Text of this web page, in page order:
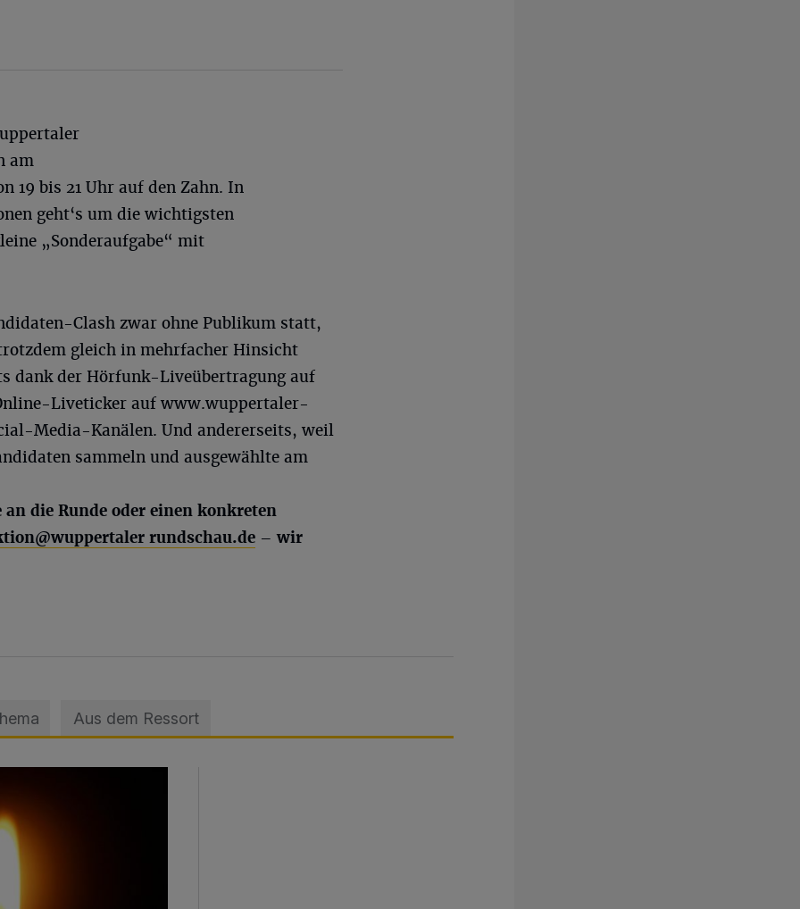
am
19 bis 21 Uhr auf den Zahn. In
geht‘s um die wichtigsten
„Sonderaufgabe“ mit
Clash zwar ohne Publikum statt,
gleich in mehrfacher Hinsicht
dank der Hörfunk-Liveübertragung auf
Liveticker auf www.wuppertaler-
Media-Kanälen. Und andererseits, weil
sammeln und ausgewählte am
die Runde oder einen konkreten
rundschau.de – wir
Aus dem Ressort